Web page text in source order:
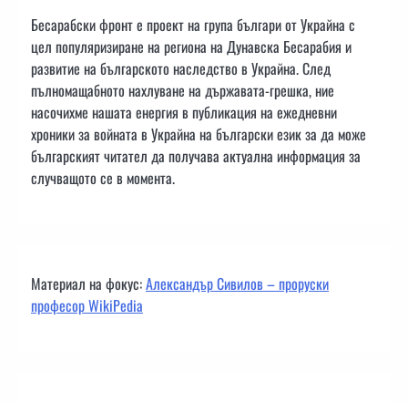
Бесарабски фронт е проект на група българи от Украйна с
цел популяризиране на региона на Дунавска Бесарабия и
развитие на българското наследство в Украйна. След
пълномащабното нахлуване на държавата-грешка, ние
насочихме нашата енергия в публикация на ежедневни
хроники за войната в Украйна на български език за да може
българският читател да получава актуална информация за
случващото се в момента.
Материал на фокус:Александър Сивилов – проруски
професор WikiPedia